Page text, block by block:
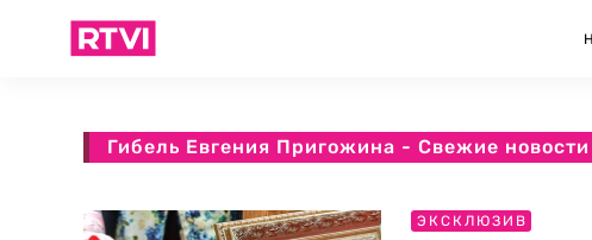
Гибель Евгения Пригожина - Свежие новости
ЭКСКЛЮЗИВ